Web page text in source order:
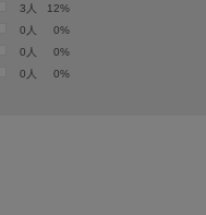
3人
12%
0人
0%
0人
0%
0人
0%